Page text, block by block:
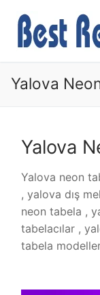
atla
Yalova
Yalova
Yalova neon
, yalova dış
neon tabela ,
tabelacılar ,
tabela